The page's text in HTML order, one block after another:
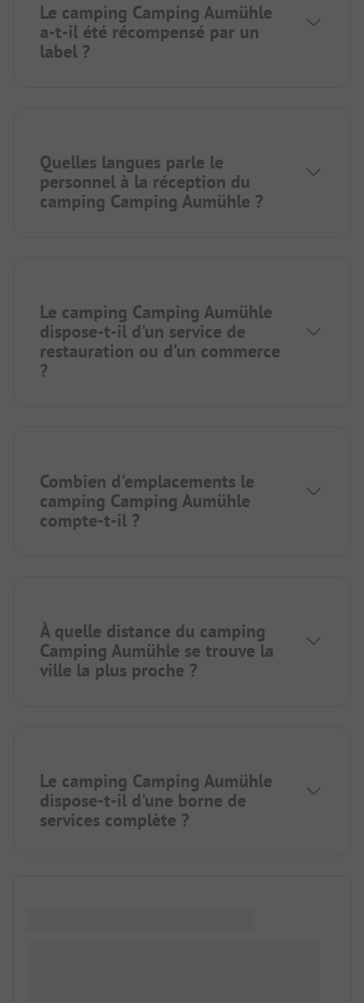
Le camping Camping Aumühle
a-t-il été récompensé par un
label ?
Quelles langues parle le
personnel à la réception du
camping Camping Aumühle ?
Le camping Camping Aumühle
dispose-t-il d'un service de
restauration ou d'un commerce
?
Combien d'emplacements le
camping Camping Aumühle
compte-t-il ?
À quelle distance du camping
Camping Aumühle se trouve la
ville la plus proche ?
Le camping Camping Aumühle
dispose-t-il d'une borne de
services complète ?